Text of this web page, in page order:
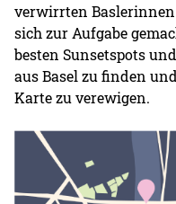
verwirrten Baslerinnen
sich zur Aufgabe
besten Sunsetspots
aus Basel zu finden
Karte zu verewigen.